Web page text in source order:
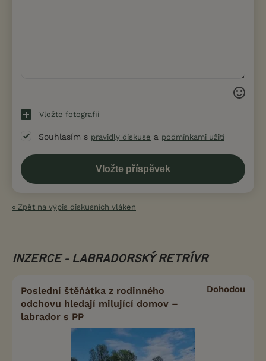
Vložte fotografii
Souhlasím s pravidly diskuse a podmínkami užití
« Zpět na výpis diskusních vláken
INZERCE - LABRADORSKÝ RETRÍVR
Poslední štěňátka z rodinného
odchovu hledají milující domov –
labrador s PP
Dohodou